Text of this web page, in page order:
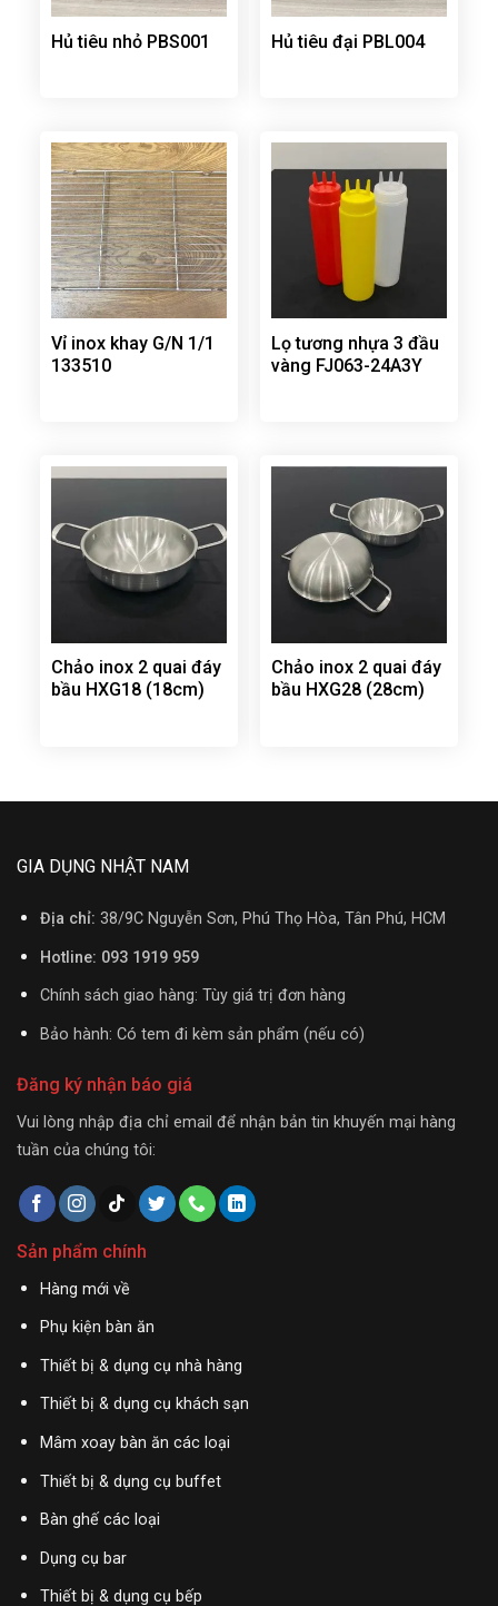
Hủ tiêu nhỏ PBS001 Hủ tiêu đại PBL004
Vỉ inox khay G/N 1/1
133510
Lọ tương nhựa 3 đầu
vàng FJ063-24A3Y
Chảo inox 2 quai đáy
bầu HXG18 (18cm)
Chảo inox 2 quai đáy
bầu HXG28 (28cm)
GIA DỤNG NHẬT NAM
Địa chỉ: 38/9C Nguyễn Sơn, Phú Thọ Hòa, Tân Phú, HCM
Hotline: 093 1919 959
Chính sách giao hàng: Tùy giá trị đơn hàng
Bảo hành: Có tem đi kèm sản phẩm (nếu có)
Đăng ký nhận báo giá
Vui lòng nhập địa chỉ email để nhận bản tin khuyến mại hàng
tuần của chúng tôi:
Sản phẩm chính
Hàng mới về
Phụ kiện bàn ăn
Thiết bị & dụng cụ nhà hàng
Thiết bị & dụng cụ khách sạn
Mâm xoay bàn ăn các loại
Thiết bị & dụng cụ buffet
Bàn ghế các loại
Dụng cụ bar
Thiết bị & dụng cụ bếp